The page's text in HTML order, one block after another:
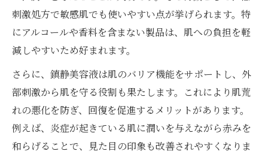
刺激処方で敏感肌でも使いやすい点が挙げられます。特
にアルコールや香料を含まない製品は、肌への負担を軽
減しやすいため好まれます。
さらに、鎮静美容液は肌のバリア機能をサポートし、外
部刺激から肌を守る役割も果たします。これにより肌荒
れの悪化を防ぎ、回復を促進するメリットがあります。
例えば、炎症が起きている肌に潤いを与えながら赤みを
和らげることで、見た目の印象も改善されやすくなりま